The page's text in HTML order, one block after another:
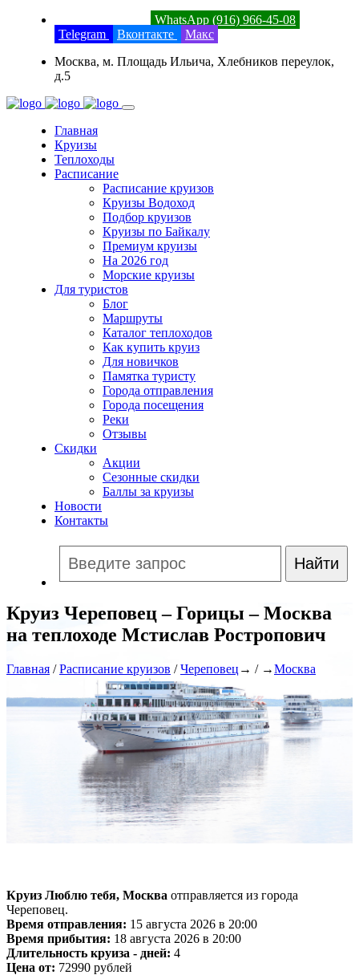
WhatsApp (916) 966-45-08
Telegram
Вконтакте
Макс
Москва, м. Площадь Ильича, Хлебников переулок,
д.5
Главная
Круизы
Теплоходы
Расписание
Расписание круизов
Круизы Водоход
Подбор круизов
Круизы по Байкалу
Премиум круизы
На 2026 год
Морские круизы
Для туристов
Блог
Маршруты
Каталог теплоходов
Как купить круиз
Для новичков
Памятка туристу
Города отправления
Города посещения
Реки
Отзывы
Скидки
Акции
Сезонные скидки
Баллы за круизы
Новости
Контакты
Круиз Череповец – Горицы – Москва
на теплоходе Мстислав Ростропович
Главная /Расписание круизов /Череповец → / →Москва
Круиз Люблю тебя, Москва отправляется из города
Череповец.
Время отправления: 15 августа 2026 в 20:00
Время прибытия: 18 августа 2026 в 20:00
Длительность круиза - дней: 4
Цена от: 72990 рублей